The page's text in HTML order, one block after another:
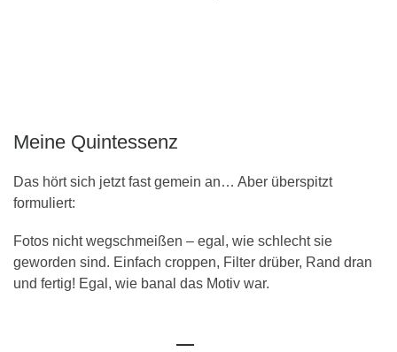
Meine Quintessenz
Das hört sich jetzt fast gemein an… Aber überspitzt
formuliert:
Fotos nicht wegschmeißen – egal, wie schlecht sie
geworden sind. Einfach croppen, Filter drüber, Rand dran
und fertig! Egal, wie banal das Motiv war.